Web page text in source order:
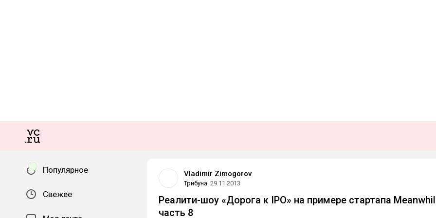
Популярное
Свежее
Vladimir Zimogorov
Трибуна 29.11.2013
Реалити-шоу «Дорога к IPO» на примере стартапа
часть 8